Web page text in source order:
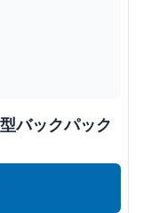
バックパック